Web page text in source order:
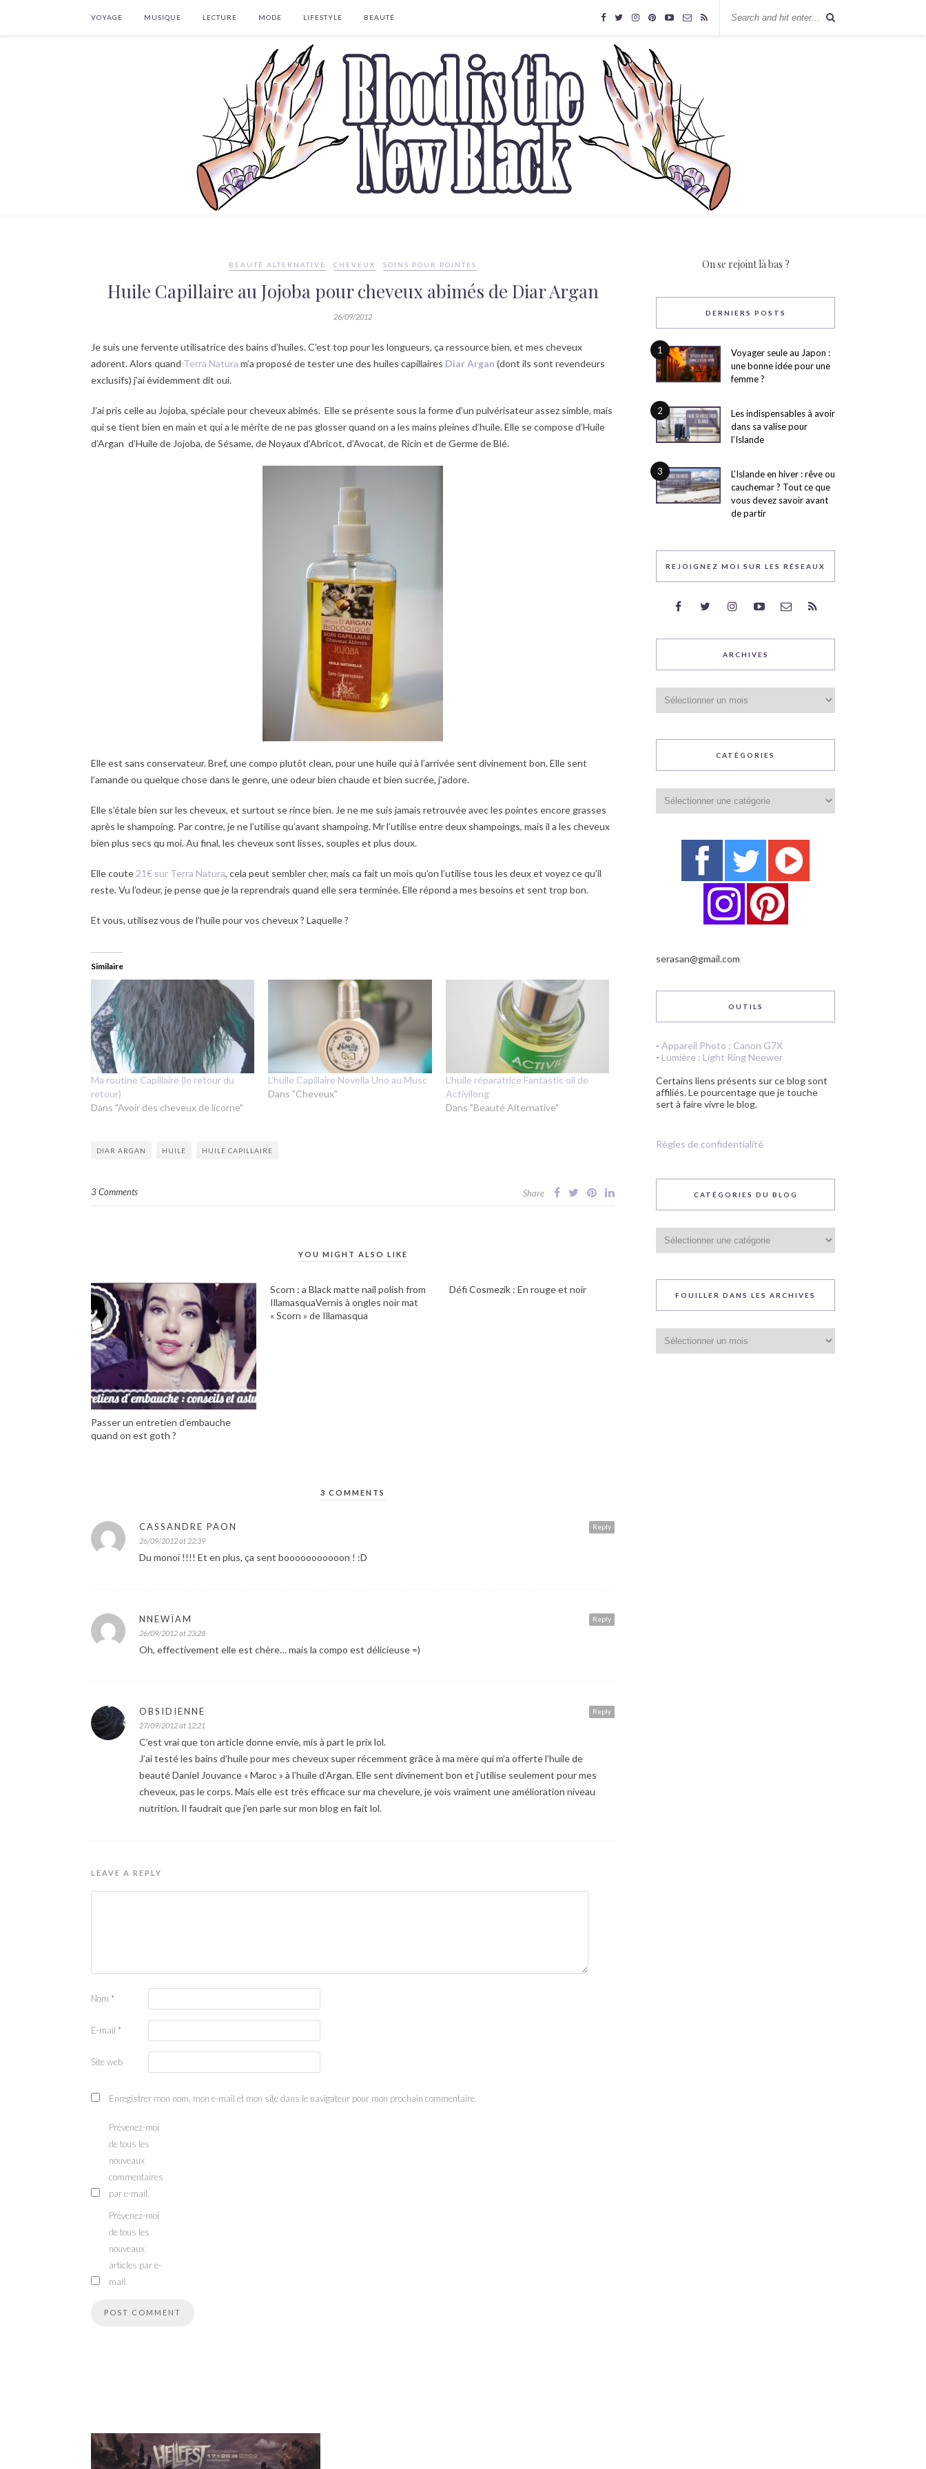
VOYAGE MUSIQUE LECTURE MODE LIFESTYLE BEAUTÉ
BEAUTÉ ALTERNATIVE CHEVEUX SOINS POUR POINTES
Huile Capillaire au Jojoba pour cheveux abimés de Diar Argan
26/09/2012
Je suis une fervente utilisatrice des bains d’huiles. C’est top pour les longueurs, ça ressource bien, et mes cheveux
adorent. Alors quand Terra Natura m’a proposé de tester une des huiles capillaires Diar Argan (dont ils sont revendeurs
exclusifs) j’ai évidemment dit oui.
J’ai pris celle au Jojoba, spéciale pour cheveux abimés. Elle se présente sous la forme d’un pulvérisateur assez simble, mais
qui se tient bien en main et qui a le mérite de ne pas glosser quand on a les mains pleines d’huile. Elle se compose d’Huile
d’Argan d’Huile de Jojoba, de Sésame, de Noyaux d’Abricot, d’Avocat, de Ricin et de Germe de Blé.
Elle est sans conservateur. Bref, une compo plutôt clean, pour une huile qui à l’arrivée sent divinement bon. Elle sent
l’amande ou quelque chose dans le genre, une odeur bien chaude et bien sucrée, j’adore.
Elle s’étale bien sur les cheveux, et surtout se rince bien. Je ne me suis jamais retrouvée avec les pointes encore grasses
après le shampoing. Par contre, je ne l’utilise qu’avant shampoing. Mr l’utilise entre deux shampoings, mais il a les cheveux
bien plus secs qu moi. Au final, les cheveux sont lisses, souples et plus doux.
Elle coute 21€ sur Terra Natura, cela peut sembler cher, mais ca fait un mois qu’on l’utilise tous les deux et voyez ce qu’il
reste. Vu l’odeur, je pense que je la reprendrais quand elle sera terminée. Elle répond a mes besoins et sent trop bon.
Et vous, utilisez vous de l’huile pour vos cheveux ? Laquelle ?
Similaire
Ma routine Capillaire (le retour du
retour)
Dans "Avoir des cheveux de licorne"
L’huile Capillaire Novella Uno au Musc
Dans "Cheveux"
L’huile réparatrice Fantastic oil de
Activilong
Dans "Beauté Alternative"
DIAR ARGAN HUILE HUILE CAPILLAIRE
3 Comments Share
YOU MIGHT ALSO LIKE
Passer un entretien d’embauche
quand on est goth ?
Scorn : a Black matte nail polish from
IllamasquaVernis à ongles noir mat
« Scorn » de Illamasqua
Défi Cosmezik : En rouge et noir
3 COMMENTS
Reply
CASSANDRE PAON
26/09/2012 at 22:39
Du monoï !!!! Et en plus, ça sent booooooooooon ! :D
Reply
NNEWÏAM
26/09/2012 at 23:28
Oh, effectivement elle est chère… mais la compo est délicieuse =)
Reply
OBSIDIENNE
27/09/2012 at 12:21
C’est vrai que ton article donne envie, mis à part le prix lol.
J’ai testé les bains d’huile pour mes cheveux super récemment grâce à ma mère qui m’a offerte l’huile de
beauté Daniel Jouvance « Maroc » à l’huile d’Argan. Elle sent divinement bon et j’utilise seulement pour mes
cheveux, pas le corps. Mais elle est très efficace sur ma chevelure, je vois vraiment une amélioration niveau
nutrition. Il faudrait que j’en parle sur mon blog en fait lol.
LEAVE A REPLY
Nom *
E-mail *
Site web
Enregistrer mon nom, mon e-mail et mon site dans le navigateur pour mon prochain commentaire.
Prévenez-moi
de tous les
nouveaux
commentaires
par e-mail.
Prévenez-moi
de tous les
nouveaux
articles par e-
mail.
On se rejoint là bas ?
DERNIERS POSTS
1
Voyager seule au Japon :
une bonne idée pour une
femme ?
2
Les indispensables à avoir
dans sa valise pour
l’Islande
3
L’Islande en hiver : rêve ou
cauchemar ? Tout ce que
vous devez savoir avant
de partir
REJOIGNEZ MOI SUR LES RÉSEAUX
ARCHIVES
CATÉGORIES
serasan@gmail.com
OUTILS
- Appareil Photo : Canon G7X
- Lumière : Light Ring Neewer
Certains liens présents sur ce blog sont
affiliés. Le pourcentage que je touche
sert à faire vivre le blog.
Règles de confidentialité
CATÉGORIES DU BLOG
du
blog
FOUILLER DANS LES ARCHIVES
dans
les